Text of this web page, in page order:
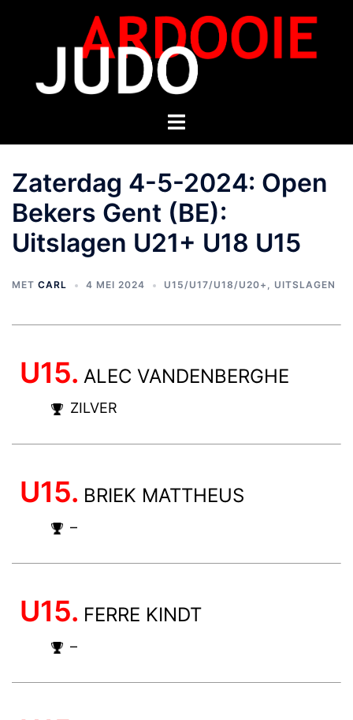
Zaterdag 4-5-2024: Open
Bekers Gent (BE):
Uitslagen U21+ U18 U15
MET CARL 4 MEI 2024 U15/U17/U18/U20+ , UITSLAGEN
U15. ALEC VANDENBERGHE
ZILVER
U15. BRIEK MATTHEUS
–
U15. FERRE KINDT
–